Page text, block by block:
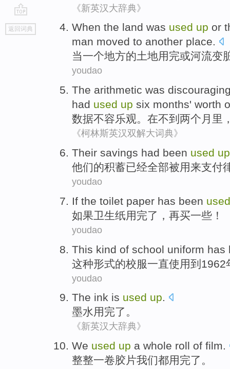
go
top
返回词典
《新英汉大辞典》
When the land was used up or
man moved to another place.
当一个地方的土地用完或河流变
youdao
The arithmetic was
had used up six months' worth
数据不容乐观。 在不到 两个 月 里
《柯林斯英汉双解大词典》
Their savings had been used up
他们的积蓄已经全部被用来支付
youdao
If the toilet paper has been
如果卫生纸用完了， 再买一些 ！
youdao
This kind of school uniform has
这种形式的校服一直使用到 1962
youdao
The ink is used up.
墨水用完了。
《新英汉大辞典》
We used up a whole roll of film.
整整一卷胶片我们都用完了 。